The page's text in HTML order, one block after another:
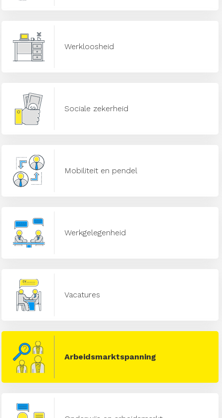
Werkloosheid
Sociale zekerheid
Mobiliteit en pendel
Werkgelegenheid
Vacatures
Arbeidsmarktspanning